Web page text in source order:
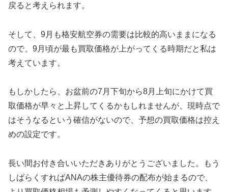
戻ると考えられます。
そして、9月も格安航空券の需要は比較的高いままになる
ので、9月頃が最も買取価格が上がってくる時期だと私は
考えています。
もしかしたら、お盆前の7月下旬から8月上旬にかけて買
取価格が早々と上昇してくるかもしれませんが、現時点で
はそうなるという確信がないので、予想の買取価格は控え
めの設定です。
長い間お付き合いいただきありがとうございました。もう
しばらくすればANAの株主優待券の配布が始まるので、